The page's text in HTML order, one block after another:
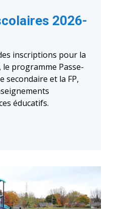
2026-
inscriptions pour la
programme Passe-
secondaire et la FP,
éducatifs.